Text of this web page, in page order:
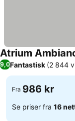
Atrium
9,0Fantastisk (2 844
Fra 986 kr
Se priser fra 16